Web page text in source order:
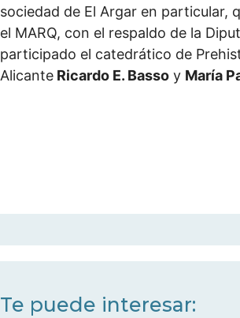
sociedad de El Argar en particular,
el MARQ, con el respaldo de la
participado el catedrático de
Alicante Ricardo E. Basso y María
Te puede interesar: